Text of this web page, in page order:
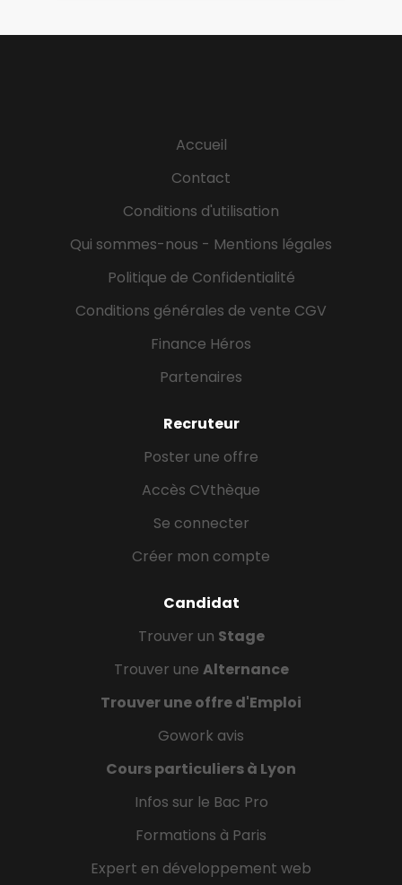
Accueil
Contact
Conditions d'utilisation
Qui sommes-nous - Mentions légales
Politique de Confidentialité
Conditions générales de vente CGV
Finance Héros
Partenaires
Recruteur
Poster une offre
Accès CVthèque
Se connecter
Créer mon compte
Candidat
Trouver un Stage
Trouver une Alternance
Trouver une offre d'Emploi
Gowork avis
Cours particuliers à Lyon
Infos sur le Bac Pro
Formations à Paris
Expert en développement web